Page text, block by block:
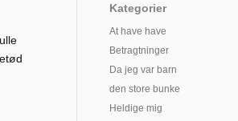
Kategorier
At have have
Betragtninger
Da jeg var barn
den store bunke
Heldige mig